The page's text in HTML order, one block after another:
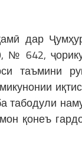
дар
№ 642,
таъмини
табодули
қонеъ